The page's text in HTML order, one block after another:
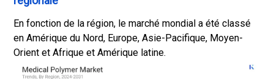
En fonction de la région, le marché mondial a été classé
en Amérique du Nord, Europe, Asie-Pacifique, Moyen-
Orient et Afrique et Amérique latine.